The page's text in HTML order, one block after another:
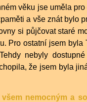
věku jse uměla
a vše znát bylo
si půjčovat staré
Pro ostatní jsem byla
nebyly
že jsem byla
nemocným a